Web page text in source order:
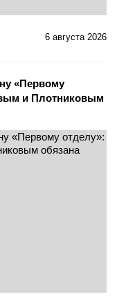
6 августа 2026
«Первому
и Плотниковым